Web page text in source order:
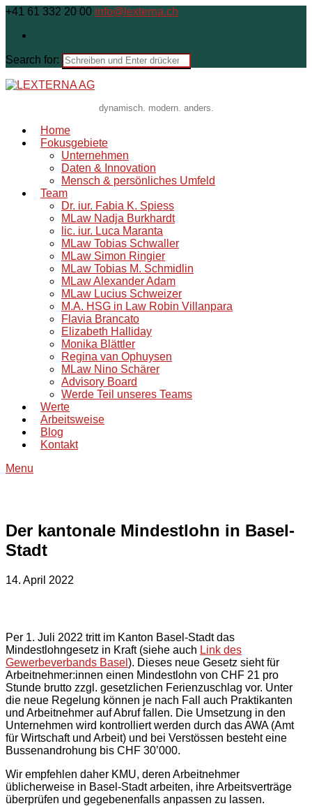
+41 61 332 20 00 info@lexterna.ch
Search for:
dynamisch. modern. anders.
Home
Fokusgebiete
Unternehmen
Daten & Innovation
Mensch & persönliches Umfeld
Team
Dr. iur. Fabia K. Spiess
MLaw Nadja Burkhardt
lic. iur. Luca Maranta
MLaw Tobias Schwaller
MLaw Simon Ringier
MLaw Tobias M. Schmidlin
MLaw Alexander Adam
MLaw Lucius Schweizer
M.A. HSG in Law Robin Villanpara
Flavia Brancato
Elizabeth Halliday
Monika Blättler
Regina van Ophuysen
MLaw Nino Schärer
Advisory Board
Werde Teil unseres Teams
Werte
Arbeitsweise
Blog
Kontakt
Menu
Der kantonale Mindestlohn in Basel-
Stadt
14. April 2022
Per 1. Juli 2022 tritt im Kanton Basel-Stadt das
Mindestlohngesetz in Kraft (siehe auch Link des
Gewerbeverbands Basel ). Dieses neue Gesetz sieht für
Arbeitnehmer:innen einen Mindestlohn von CHF 21 pro
Stunde brutto zzgl. gesetzlichen Ferienzuschlag vor. Unter
die neue Regelung können je nach Fall auch Praktikanten
und Arbeitnehmer auf Abruf fallen. Die Umsetzung in den
Unternehmen wird kontrolliert werden durch das AWA (Amt
für Wirtschaft und Arbeit) und bei Verstössen besteht eine
Bussenandrohung bis CHF 30’000.
Wir empfehlen daher KMU, deren Arbeitnehmer
üblicherweise in Basel-Stadt arbeiten, ihre Arbeitsverträge
überprüfen und gegebenenfalls anpassen zu lassen.